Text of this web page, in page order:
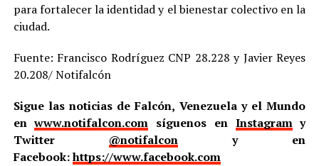
para fortalecer la identidad y el bienestar colectivo en la
ciudad.
Fuente: Francisco Rodríguez CNP 28.228 y Javier Reyes
20.208/ Notifalcón
Sigue las noticias de Falcón, Venezuela y el Mundo
enwww.notifalcon.com síguenos en Instagramy
Twitter @notifalcony en
Facebook:https://www.facebook.com